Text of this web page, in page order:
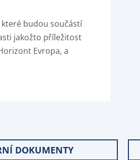
budou součástí
jakožto příležitost
Evropa, a
DOKUMENTY